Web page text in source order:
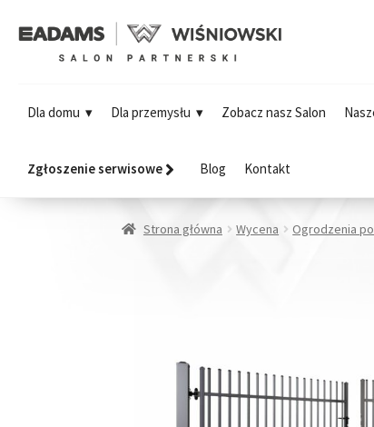
Dla domu Dla przemysłu Zobacz nasz Salon
Zgłoszenie serwisowe Blog Kontakt
Strona główna Wycena Ogrodzenia